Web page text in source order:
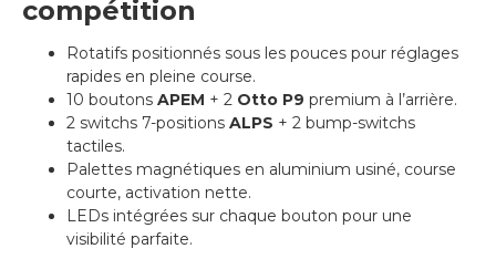
compétition
Rotatifs positionnés sous les pouces pour réglages
rapides en pleine course.
10 boutons APEM + 2 Otto P9 premium à l’arrière.
2 switchs 7-positions ALPS + 2 bump-switchs
tactiles.
Palettes magnétiques en aluminium usiné, course
courte, activation nette.
LEDs intégrées sur chaque bouton pour une
visibilité parfaite.